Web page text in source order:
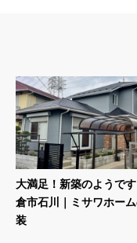
大満足！新築のようで
倉市石川｜ミサワホー
装